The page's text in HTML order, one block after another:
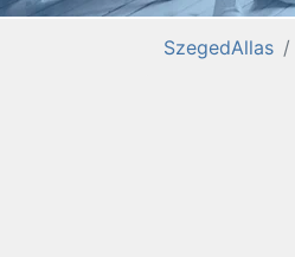
SzegedAllas